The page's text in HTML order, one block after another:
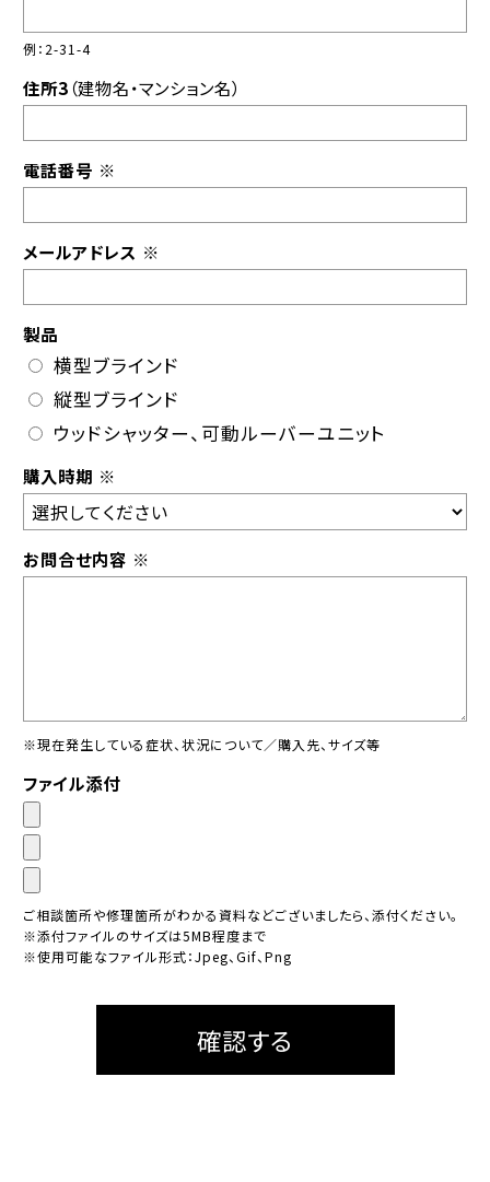
例：2-31-4
住所3 （建物名・マンション名）
電話番号 ※
メールアドレス ※
製品
横型ブラインド
縦型ブラインド
ウッドシャッター、可動ルーバーユニット
購入時期 ※
お問合せ内容 ※
※現在発生している症状、状況について／購入先、サイズ等
ファイル添付
ご相談箇所や修理箇所がわかる資料などございましたら、添付ください。
※添付ファイルのサイズは5MB程度まで
※使用可能なファイル形式：Jpeg、Gif、Png